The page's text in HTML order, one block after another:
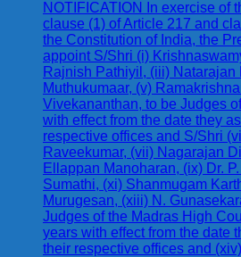
NOTIFICATION In exercise of
clause (1) of Article 217 and
the Constitution of India, the
appoint S/Shri (i)
Rajnish Pathiyil, (iii) Natarajan
Muthukumaar, (v)
Vivekananthan, to be Judges
with effect from the date they
respective offices and S/Shri
Raveekumar, (vii) Nagarajan
Ellappan Manoharan, (ix) Dr.
Sumathi, (xi) Shanmugam
Murugesan, (xiii) N.
Judges of the Madras High
years with effect from the date
their respective offices and